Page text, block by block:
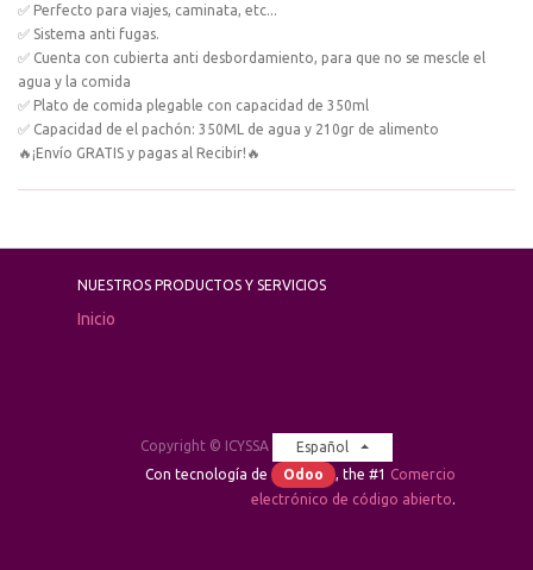
✅ Perfecto para viajes, caminata, etc...
✅ Sistema anti fugas.
✅ Cuenta con cubierta anti desbordamiento, para que no se mescle el
agua y la comida
✅ Plato de comida plegable con capacidad de 350ml
✅ Capacidad de el pachón: 350ML de agua y 210gr de alimento
🔥¡Envío GRATIS y pagas al Recibir!🔥
NUESTROS PRODUCTOS Y SERVICIOS
Inicio
Copyright © ICYSSA
Español
Con tecnología de
Odoo , the #1 Comercio
electrónico de código abierto.